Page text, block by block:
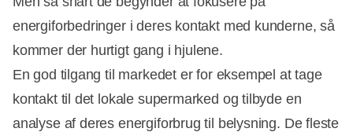
energiforbedringer i deres kontakt med kunderne, så
kommer der hurtigt gang i hjulene.
En god tilgang til markedet er for eksempel at tage
kontakt til det lokale supermarked og tilbyde en
analyse af deres energiforbrug til belysning. De fleste